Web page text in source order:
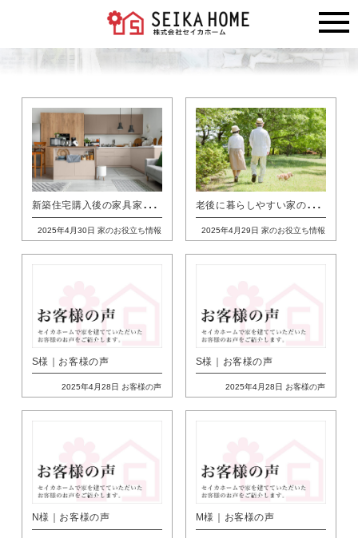
新
築住宅購入後の家具家電にかかる費用の目安はどれぐらい？
2025年4月30日 家のお役立ち情報
老
後に暮らしやすい家の間取りとは？必要な広さや取り入れたいポイント
2025年4月29日 家のお役立ち情報
S様｜お客様の声
2025年4月28日 お客様の声
S様｜お客様の声
2025年4月28日 お客様の声
N様｜お客様の声 M様｜お客様の声